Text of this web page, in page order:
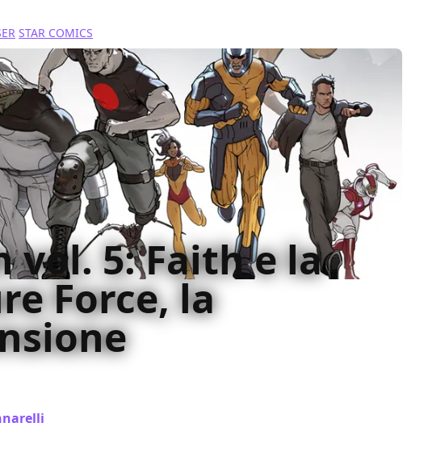
STAR COMICS
vol. 5: Faith e la
Force, la